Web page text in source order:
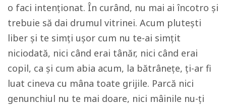
o faci intenționat. În curând, nu mai ai încotro și
trebuie să dai drumul vitrinei. Acum plutești
liber și te simți ușor cum nu te-ai simțit
niciodată, nici când erai tânăr, nici când erai
copil, ca și cum abia acum, la bătrânețe, ți-ar fi
luat cineva cu mâna toate grijile. Parcă nici
genunchiul nu te mai doare, nici mâinile nu-ți